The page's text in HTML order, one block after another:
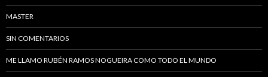
MASTER
SIN COMENTARIOS
ME LLAMO RUBÉN RAMOS NOGUEIRA COMO TODO EL MUNDO